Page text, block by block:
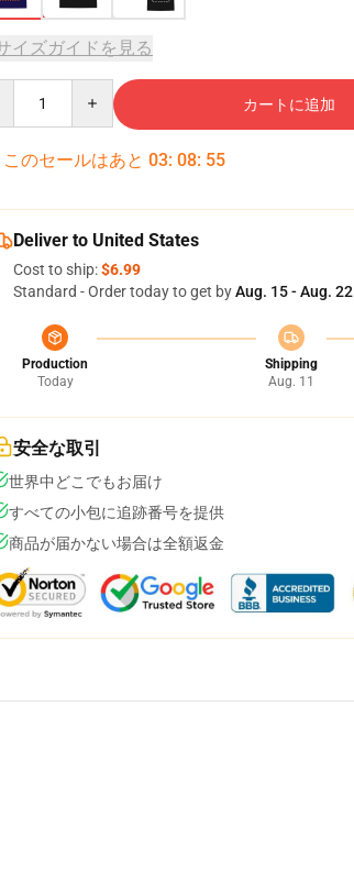
イズガイドを見る
カートに追加
このセールはあと 03: 08: 53
Deliver to United States
Cost to ship:$6.99
Standard - Order today to get byAug. 15 - Aug. 22
Production
Today
Shipping
Aug. 11
安全な取引
世界中どこでもお届け
すべての小包に追跡番号を提供
商品が届かない場合は全額返金